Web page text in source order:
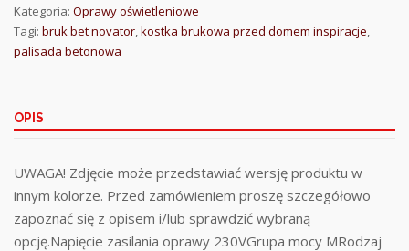
Kategoria: Oprawy oświetleniowe
Tagi: bruk bet novator,kostka brukowa przed domem inspiracje,
palisada betonowa
OPIS
UWAGA! Zdjęcie może przedstawiać wersję produktu w
innym kolorze. Przed zamówieniem proszę szczegółowo
zapoznać się z opisem i/lub sprawdzić wybraną
opcję.Napięcie zasilania oprawy 230VGrupa mocy MRodzaj